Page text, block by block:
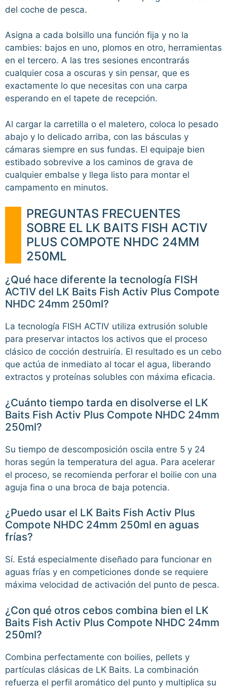
del coche de pesca.
Asigna a cada bolsillo una función fija y no la
cambies: bajos en uno, plomos en otro, herramientas
en el tercero. A las tres sesiones encontrarás
cualquier cosa a oscuras y sin pensar, que es
exactamente lo que necesitas con una carpa
esperando en el tapete de recepción.
Al cargar la carretilla o el maletero, coloca lo pesado
abajo y lo delicado arriba, con las básculas y
cámaras siempre en sus fundas. El equipaje bien
estibado sobrevive a los caminos de grava de
cualquier embalse y llega listo para montar el
campamento en minutos.
PREGUNTAS FRECUENTES
SOBRE EL LK BAITS FISH ACTIV
PLUS COMPOTE NHDC 24MM
250ML
¿Qué hace diferente la tecnología FISH
ACTIV del LK Baits Fish Activ Plus Compote
NHDC 24mm 250ml?
La tecnología FISH ACTIV utiliza extrusión soluble
para preservar intactos los activos que el proceso
clásico de cocción destruiría. El resultado es un cebo
que actúa de inmediato al tocar el agua, liberando
extractos y proteínas solubles con máxima eficacia.
¿Cuánto tiempo tarda en disolverse el LK
Baits Fish Activ Plus Compote NHDC 24mm
250ml?
Su tiempo de descomposición oscila entre 5 y 24
horas según la temperatura del agua. Para acelerar
el proceso, se recomienda perforar el boilie con una
aguja fina o una broca de baja potencia.
¿Puedo usar el LK Baits Fish Activ Plus
Compote NHDC 24mm 250ml en aguas
frías?
Sí. Está especialmente diseñado para funcionar en
aguas frías y en competiciones donde se requiere
máxima velocidad de activación del punto de pesca.
¿Con qué otros cebos combina bien el LK
Baits Fish Activ Plus Compote NHDC 24mm
250ml?
Combina perfectamente con boilies, pellets y
partículas clásicas de LK Baits. La combinación
refuerza el perfil aromático del punto y multiplica su